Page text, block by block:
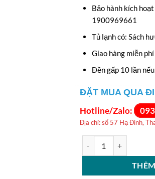
Bảo hành kích
1900969661
Tủ lạnh có: Sách
Giao hàng miễn
Đền gấp 10 lần
ĐẶT MUA QUA
Hotline/Zalo:
Địa chỉ: số 57 Hạ Đình,
Tủ lạnh Hitachi R-